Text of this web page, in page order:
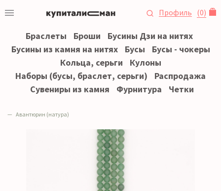
Профиль (0)
Браслеты Броши
Бусины Дзи на нитях
Бусины из камня на нитях
Бусы
Бусы - чокеры
Кольца, серьги
Кулоны
Наборы (бусы, браслет, серьги)
Распродажа
Сувениры из камня
Фурнитура Четки
Авантюрин (натура)